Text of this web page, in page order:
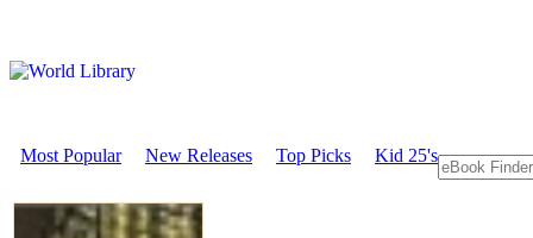
Most Popular New Releases Top Picks Kid 25's